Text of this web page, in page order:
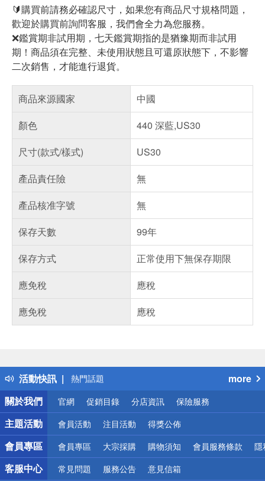
🔰購買前請務必確認尺寸，如果您有商品尺寸規格問題，
歡迎於購買前詢問客服，我們會全力為您服務。
❌鑑賞期非試用期，七天鑑賞期指的是猶豫期而非試用
期！商品須在完整、未使用狀態且可還原狀態下，不影響
二次銷售，才能進行退貨。
商品來源國家
中國
顏色
440 深藍,US30
尺寸(款式/樣式)
US30
產品責任險
無
產品核准字號
無
保存天數
99年
保存方式
正常使用下無保存期限
應免稅
應稅
應免稅
應稅
活動快訊
得獎公告
熱門話題
銀行優惠
偏遠地區配送
詐騙網頁！請小心！
more
關於我們
官網 促銷目錄 分店資訊 保險服務
主題活動 會員活動 注目活動 得獎公佈
會員專區 會員專區 大宗採購 購物須知 會員服務條款 隱
客服中心 常見問題 服務公告 意見信箱